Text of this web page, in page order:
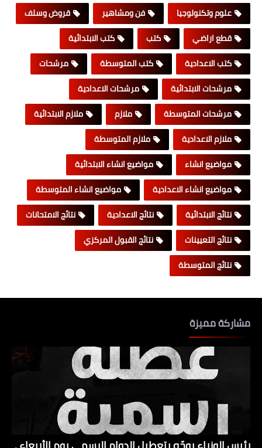
علوم وتكنولوجيا
فن ومشاهير
قروض وسلف
قطع اراضي
كتب
كتب الابتدائية
كتب الاعدادية
كتب المتوسطة
مرشحات
مرشحات الابتدائية
مرشحات الاعدادية
مرشحات المتوسطة
ملازم
ملازم الابتدائية
ملازم الاعدادية
ملازم المتوسطة
مواضيع انشاء
مواضيع انشاء الابتدائية
مواضيع انشاء الاعدادية
مواضيع انشاء المتوسطة
نتائج الابتدائية
نتائج الاعدادية
نتائج الامتحانات
نتائج التعيينات
نتائج القبول المركزي
نتائج المتوسطة
مشاركة مميزة